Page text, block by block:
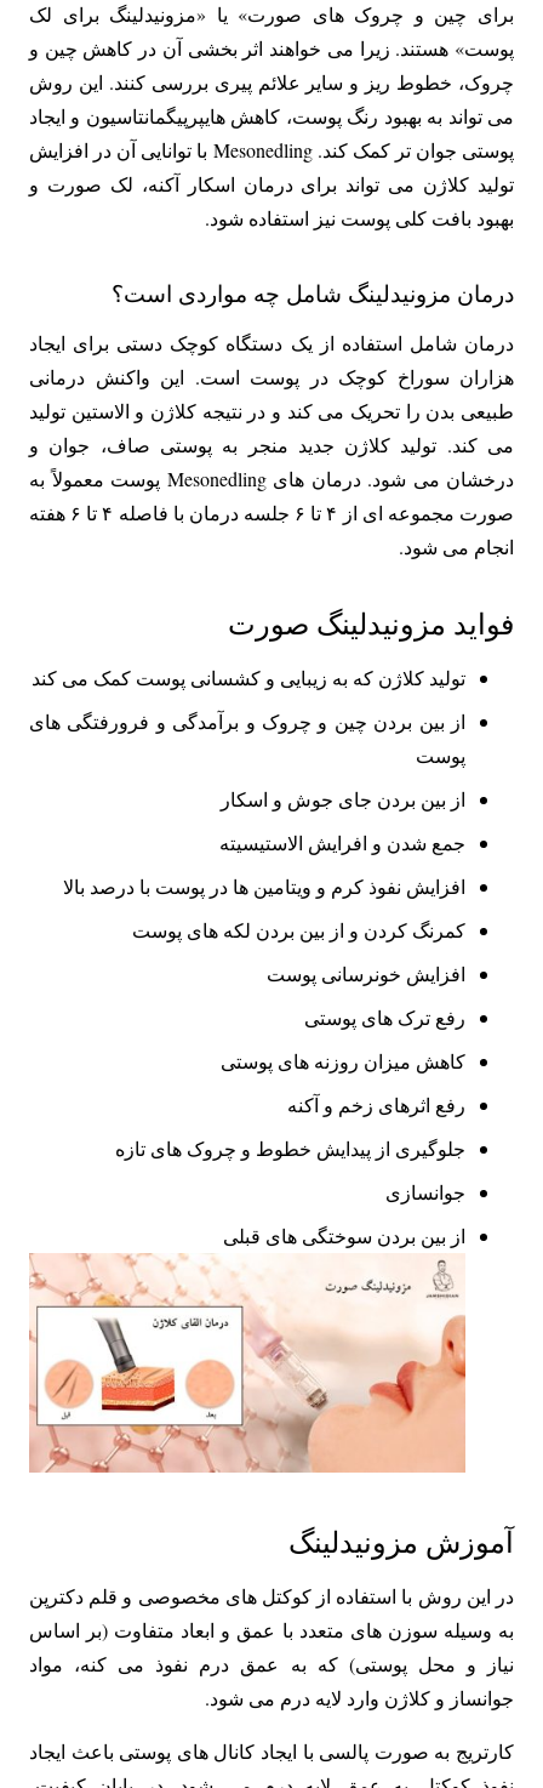
برای چین و چروک های صورت» یا «مزونیدلینگ برای لک
پوست» هستند. زیرا می خواهند اثر بخشی آن در کاهش چین و
چروک، خطوط ریز و سایر علائم پیری بررسی کنند. این روش
می تواند به بهبود رنگ پوست، کاهش هایپرپیگمانتاسیون و ایجاد
پوستی جوان تر کمک کند. Mesonedling با توانایی آن در افزایش
تولید کلاژن می تواند برای درمان اسکار آکنه، لک صورت و
بهبود بافت کلی پوست نیز استفاده شود.
درمان مزونیدلینگ شامل چه مواردی است؟
درمان شامل استفاده از یک دستگاه کوچک دستی برای ایجاد
هزاران سوراخ کوچک در پوست است. این واکنش درمانی
طبیعی بدن را تحریک می کند و در نتیجه کلاژن و الاستین تولید
می کند. تولید کلاژن جدید منجر به پوستی صاف، جوان و
درخشان می شود. درمان های Mesonedling پوست معمولاً به
صورت مجموعه ای از ۴ تا ۶ جلسه درمان با فاصله ۴ تا ۶ هفته
انجام می شود.
فواید مزونیدلینگ صورت
تولید کلاژن که به زیبایی و کشسانی پوست کمک می کند
از بین بردن چین و چروک و برآمدگی و فرورفتگی های
پوست
از بین بردن جای جوش و اسکار
جمع شدن و افرایش الاستیسیته
افزایش نفوذ کرم و ویتامین ها در پوست با درصد بالا
کمرنگ کردن و از بین بردن لکه های پوست
افزایش خونرسانی پوست
رفع ترک های پوستی
کاهش میزان روزنه های پوستی
رفع اثرهای زخم و آکنه
جلوگیری از پیدایش خطوط و چروک های تازه
جوانسازی
از بین بردن سوختگی های قبلی
آموزش مزونیدلینگ
در این روش با استفاده از کوکتل های مخصوصی و قلم دکترپن
به وسیله سوزن های متعدد با عمق و ابعاد متفاوت (بر اساس
نیاز و محل پوستی) که به عمق درم نفوذ می کنه، مواد
جوانساز و کلاژن وارد لایه درم می شود.
کارتریج به صورت پالسی با ایجاد کانال های پوستی باعث ایجاد